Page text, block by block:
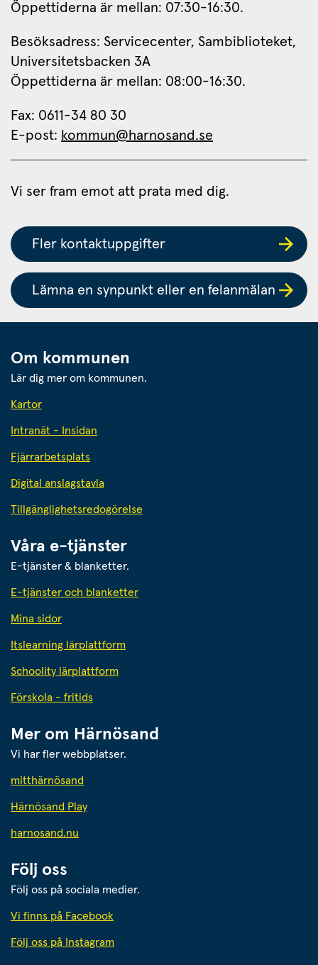
Öppettiderna är mellan: 07:30-16:30.
Besöksadress: Servicecenter, Sambiblioteket,
Universitetsbacken 3A
Öppettiderna är mellan: 08:00-16:30.
Fax: 0611-34 80 30
E-post: kommun@harnosand.se
Vi ser fram emot att prata med dig.
Fler kontaktuppgifter
Lämna en synpunkt eller en felanmälan
Om kommunen
Lär dig mer om kommunen.
Kartor
Intranät - Insidan
Fjärrarbetsplats
Digital anslagstavla
Tillgänglighetsredogörelse
Våra e-tjänster
E-tjänster & blanketter.
E-tjänster och blanketter
Mina sidor
Itslearning lärplattform
Schoolity lärplattform
Förskola - fritids
Mer om Härnösand
Vi har fler webbplatser.
mitthärnösand
Härnösand Play
harnosand.nu
Följ oss
Följ oss på sociala medier.
Vi finns på Facebook
Följ oss på Instagram